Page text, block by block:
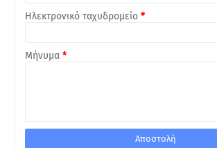
Ηλεκτρονικό ταχυδρομείο *
Μήνυμα *